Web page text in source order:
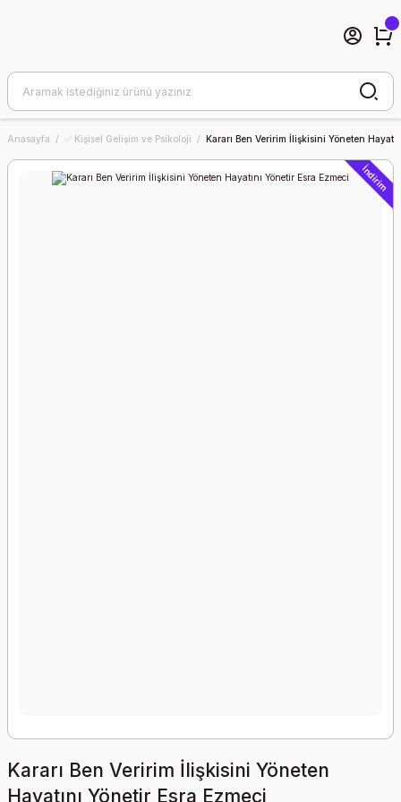
Anasayfa ✅ Kişisel Gelişim ve Psikoloji Kararı Ben Veririm İlişkisini Yöneten
İndirim
Kararı Ben Veririm İlişkisini Yöneten
Hayatını Yönetir Esra Ezmeci